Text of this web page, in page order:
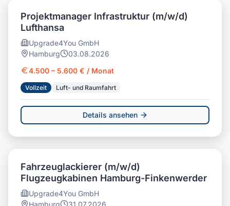
Projektmanager Infrastruktur (m/w/d)
Lufthansa
Upgrade4You GmbH
Hamburg
03.08.2026
4.500 – 5.600 € / Monat
Vollzeit Luft- und Raumfahrt
Details ansehen
Fahrzeuglackierer (m/w/d)
Flugzeugkabinen Hamburg-Finkenwerder
Upgrade4You GmbH
Hamburg
31.07.2026